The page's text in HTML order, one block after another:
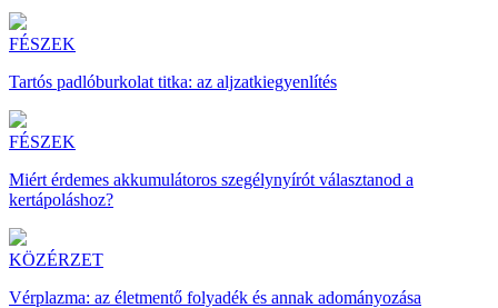
FÉSZEK
Tartós padlóburkolat titka: az aljzatkiegyenlítés
FÉSZEK
Miért érdemes akkumulátoros szegélynyírót választanod a
kertápoláshoz?
KÖZÉRZET
Vérplazma: az életmentő folyadék és annak adományozása